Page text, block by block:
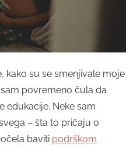
kako su se smenjivale moje
povremeno čula da
edukacije. Neke sam
– šta to pričaju o
baviti podrškom